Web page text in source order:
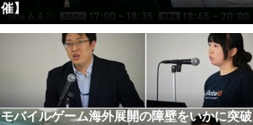
催】
モバイルゲーム海外展開の障壁をいかに突破